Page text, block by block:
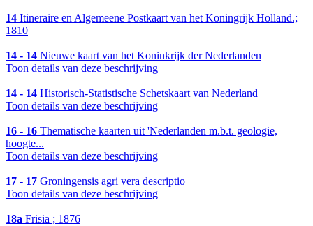
14 Itineraire en Algemeene Postkaart van het Koningrijk Holland.;
1810
14 - 14 Nieuwe kaart van het Koninkrijk der Nederlanden
Toon details van deze beschrijving
14 - 14 Historisch-Statistische Schetskaart van Nederland
Toon details van deze beschrijving
16 - 16 Thematische kaarten uit 'Nederlanden m.b.t. geologie,
hoogte...
Toon details van deze beschrijving
17 - 17 Groningensis agri vera descriptio
Toon details van deze beschrijving
18a Frisia ; 1876